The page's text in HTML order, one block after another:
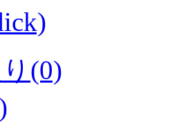
(0)